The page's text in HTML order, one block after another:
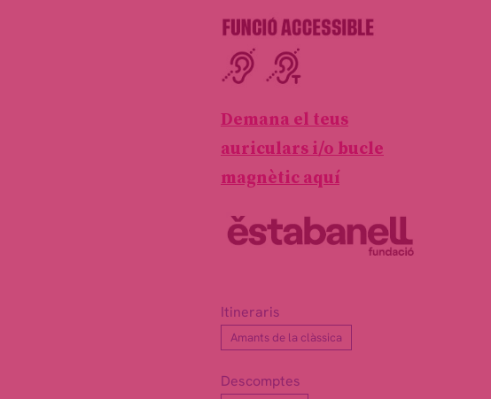
Demana el teus
auriculars i/o bucle
magnètic aquí
Itineraris
Amants de la clàssica
Descomptes